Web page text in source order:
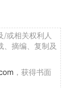
/或相关权利人
、摘编、复制及
，获得书面